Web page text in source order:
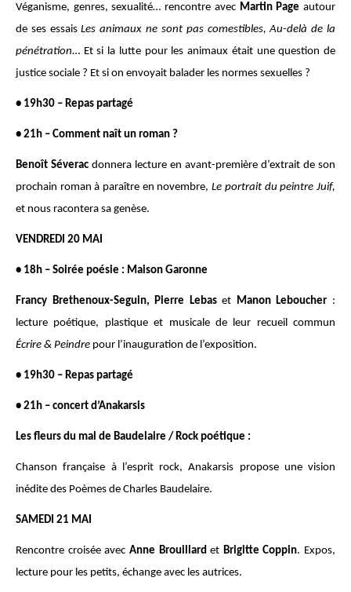
Véganisme, genres, sexualité… rencontre avec Martin Pageautour
de ses essaisLes animaux ne sont pas comestibles, Au-delà de la
pénétration… Et si la lutte pour les animaux était une question de
justice sociale ? Et si on envoyait balader les normes sexuelles ?
• 19h30 – Repas partagé
• 21h – Comment naît un roman ?
Benoît Séverac donnera lecture en avant-première d’extrait de son
prochain roman à paraître en novembre,Le portrait du peintre Juif,
et nous racontera sa genèse.
VENDREDI 20 MAI
• 18h – Soirée poésie : Maison Garonne
Francy Brethenoux-Seguin, Pierre Lebaset Manon Leboucher :
lecture poétique, plastique et musicale de leur recueil commun
Écrire & Peindre pour l’inauguration de l’exposition.
• 19h30 – Repas partagé
• 21h – concert d’Anakarsis
Les fleurs du mal de Baudelaire / Rock poétique :
Chanson française à l’esprit rock, Anakarsis propose une vision
inédite des Poèmes de Charles Baudelaire.
SAMEDI 21 MAI
Rencontre croisée avec Anne Brouillardet Brigitte Coppin. Expos,
lecture pour les petits, échange avec les autrices.